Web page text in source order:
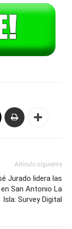
Artículo siguiente
Jurado lidera las
San Antonio La
Isla: Survey Digital